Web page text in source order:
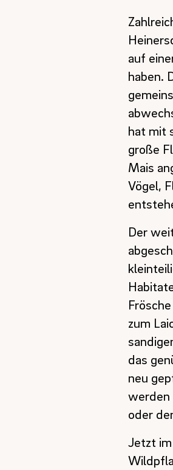
auf
haben.
hat mit
große
Mais
Vögel,
Der
zum
das
neu
werden
oder
Jetzt